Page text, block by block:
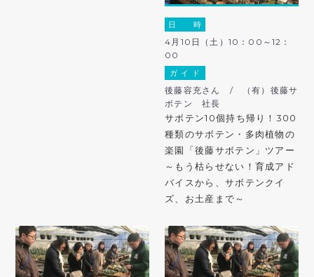
日 時
4月10日（土）10：00～12：
00
ガ イ ド
後藤容充さん / （有）後藤サ
ボテン 社長
サボテン10個持ち帰り！300
種類のサボテン・多肉植物の
楽園「後藤サボテン」ツアー
～もう枯らせない！育成アド
バイスから、サボテンクイ
ズ、お土産まで～